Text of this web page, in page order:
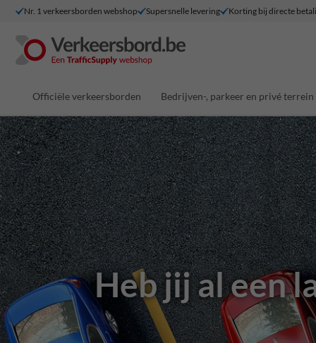
Nr. 1 verkeersborden webshop Supersnelle levering Korting bij directe
Officiële verkeersborden Bedrijven-, parkeer en privé terrein
Heb jij al een